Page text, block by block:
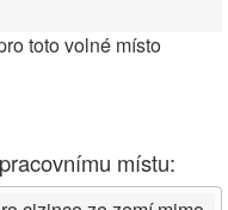
toto volné místo
místu: